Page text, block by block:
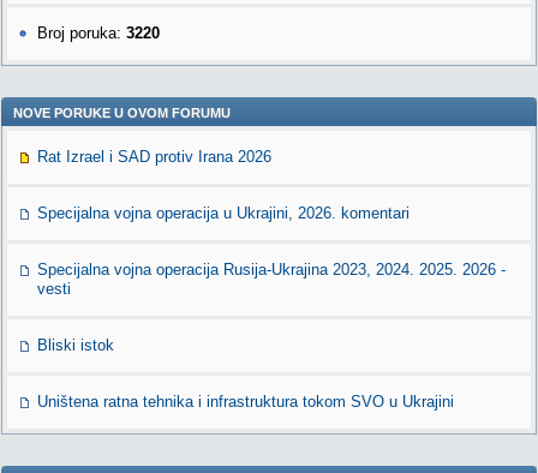
Broj poruka: 3220
NOVE PORUKE U OVOM FORUMU
Rat Izrael i SAD protiv Irana 2026
Specijalna vojna operacija u Ukrajini, 2026. komentari
Specijalna vojna operacija Rusija-Ukrajina 2023, 2024. 2025. 2026 -
vesti
Bliski istok
Uništena ratna tehnika i infrastruktura tokom SVO u Ukrajini